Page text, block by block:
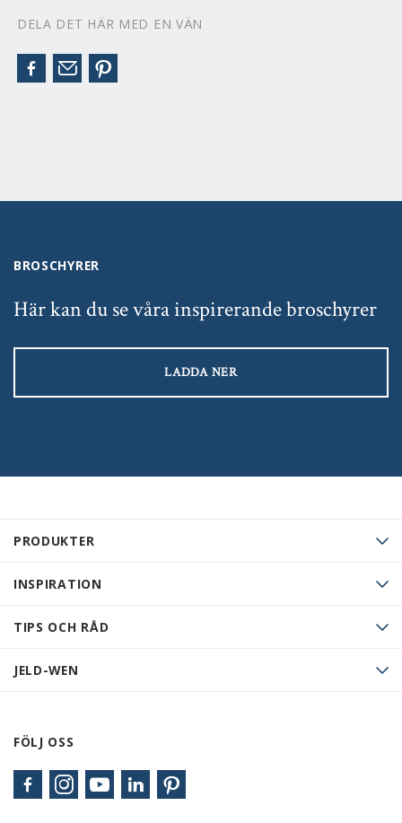
DELA DET HÄR MED EN VÄN
PRODUKTER
INSPIRATION
TIPS OCH RÅD
JELD-WEN
FÖLJ OSS
BROSCHYRER
Här kan du se våra inspirerande broschyrer
LADDA NER